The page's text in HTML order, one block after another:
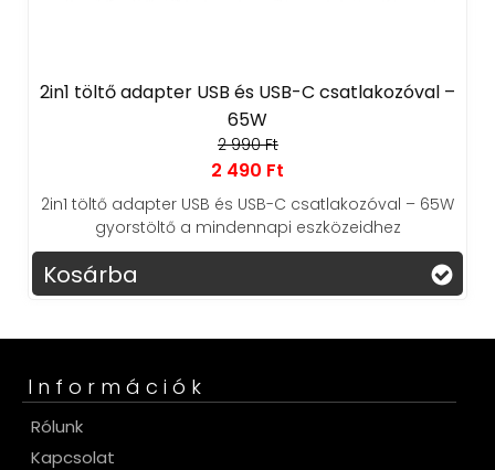
2in1 töltő adapter USB és USB-C csatlakozóval –
65W
2 990 Ft
2 490 Ft
2in1 töltő adapter USB és USB-C csatlakozóval – 65W
gyorstöltő a mindennapi eszközeidhez
Kosárba
Információk
Rólunk
Kapcsolat